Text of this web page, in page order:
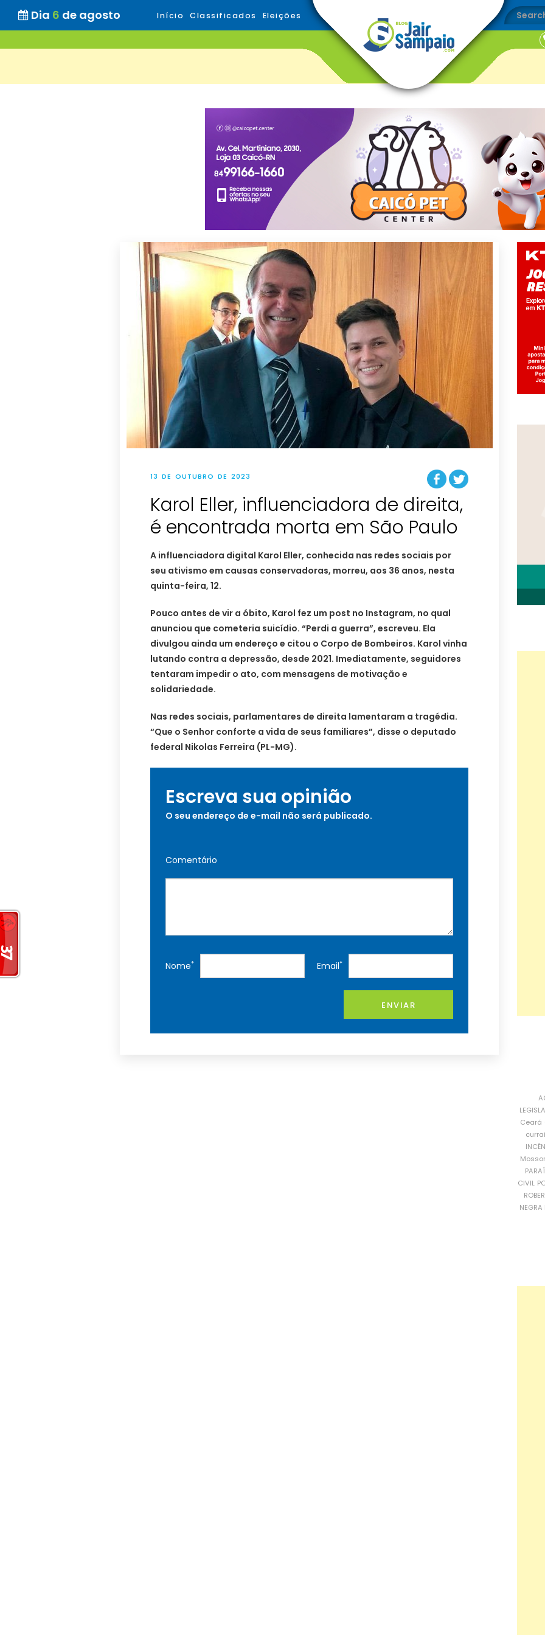
Dia 6 de agosto Início Classificados Eleições
13 DE OUTUBRO DE 2023
Karol Eller, influenciadora de direita,
é encontrada morta em São Paulo
A influenciadora digital Karol Eller, conhecida nas redes sociais por
seu ativismo em causas conservadoras, morreu, aos 36 anos, nesta
quinta-feira, 12.
Pouco antes de vir a óbito, Karol fez um post no Instagram, no qual
anunciou que cometeria suicídio. “Perdi a guerra”, escreveu. Ela
divulgou ainda um endereço e citou o Corpo de Bombeiros. Karol vinha
lutando contra a depressão, desde 2021. Imediatamente, seguidores
tentaram impedir o ato, com mensagens de motivação e
solidariedade.
Nas redes sociais, parlamentares de direita lamentaram a tragédia.
“Que o Senhor conforte a vida de seus familiares”, disse o deputado
federal Nikolas Ferreira (PL-MG).
Escreva sua opinião
O seu endereço de e-mail não será publicado.
Comentário
Nome* Email*
ENVIAR
Ceará
CIVIL
NEGRA